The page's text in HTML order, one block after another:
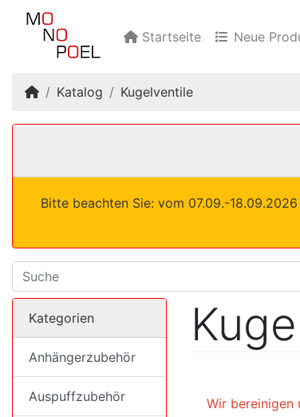
Startseite Neue
Startseite
Katalog Kugelventile
Bitte beachten Sie: vom 07.09.-
Wir bereinigen
Kategorien
Anhängerzubehör
Auspuffzubehör